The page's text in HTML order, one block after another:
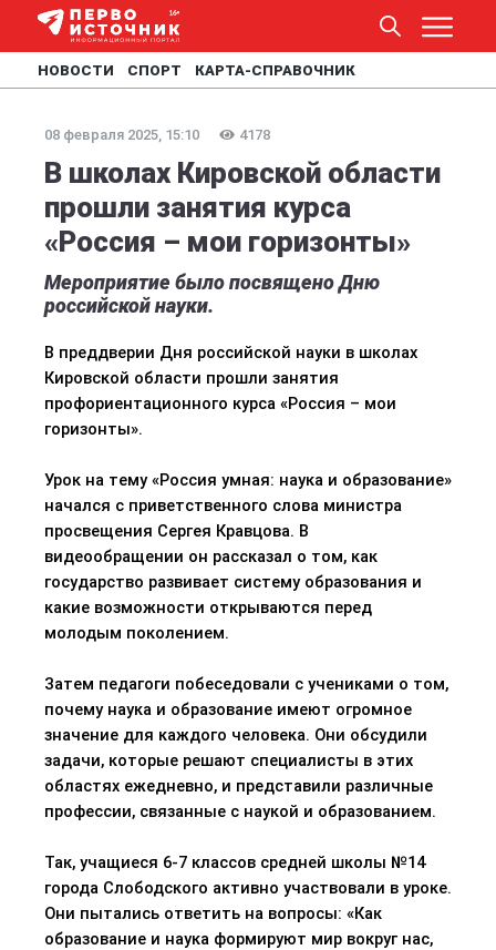
НОВОСТИ СПОРТ КАРТА-СПРАВОЧНИК
08 февраля 2025, 15:10 4178
В школах Кировской области
прошли занятия курса
«Россия – мои горизонты»
Мероприятие было посвящено Дню
российской науки.
В преддверии Дня российской науки в школах
Кировской области прошли занятия
профориентационного курса «Россия – мои
горизонты».
Урок на тему «Россия умная: наука и образование»
начался с приветственного слова министра
просвещения Сергея Кравцова. В
видеообращении он рассказал о том, как
государство развивает систему образования и
какие возможности открываются перед
молодым поколением.
Затем педагоги побеседовали с учениками о том,
почему наука и образование имеют огромное
значение для каждого человека. Они обсудили
задачи, которые решают специалисты в этих
областях ежедневно, и представили различные
профессии, связанные с наукой и образованием.
Так, учащиеся 6-7 классов средней школы №14
города Слободского активно участвовали в уроке.
Они пытались ответить на вопросы: «Как
образование и наука формируют мир вокруг нас,